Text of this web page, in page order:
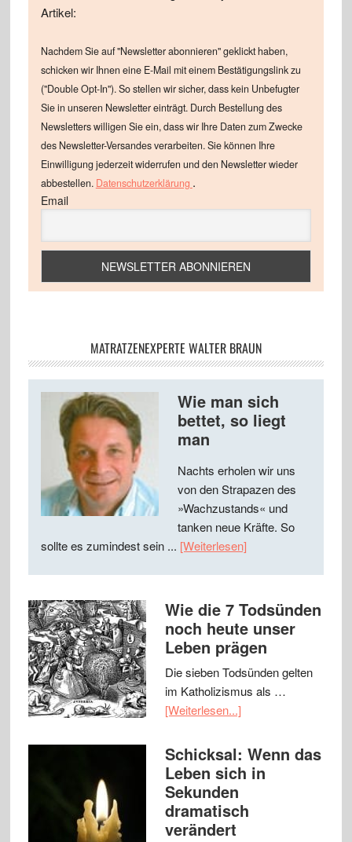
Artikel:
Nachdem Sie auf "Newsletter abonnieren" geklickt haben,
schicken wir Ihnen eine E-Mail mit einem Bestätigungslink zu
("Double Opt-In"). So stellen wir sicher, dass kein Unbefugter
Sie in unseren Newsletter einträgt. Durch Bestellung des
Newsletters willigen Sie ein, dass wir Ihre Daten zum Zwecke
des Newsletter-Versandes verarbeiten. Sie können Ihre
Einwilligung jederzeit widerrufen und den Newsletter wieder
abbestellen. Datenschutzerklärung .
Email
MATRATZENEXPERTE WALTER BRAUN
Wie man sich
bettet, so liegt
man
Nachts erholen wir uns
von den Strapazen des
»Wachzustands« und
tanken neue Kräfte. So
sollte es zumindest sein ... [Weiterlesen]
Wie die 7 Todsünden
noch heute unser
Leben prägen
Die sieben Todsünden gelten
im Katholizismus als …
[Weiterlesen...]
Schicksal: Wenn das
Leben sich in
Sekunden
dramatisch
verändert